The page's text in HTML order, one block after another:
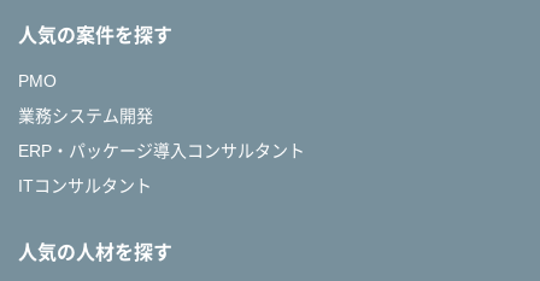
人気の案件を探す
PMO
業務システム開発
ERP・パッケージ導入コンサルタント
ITコンサルタント
人気の人材を探す